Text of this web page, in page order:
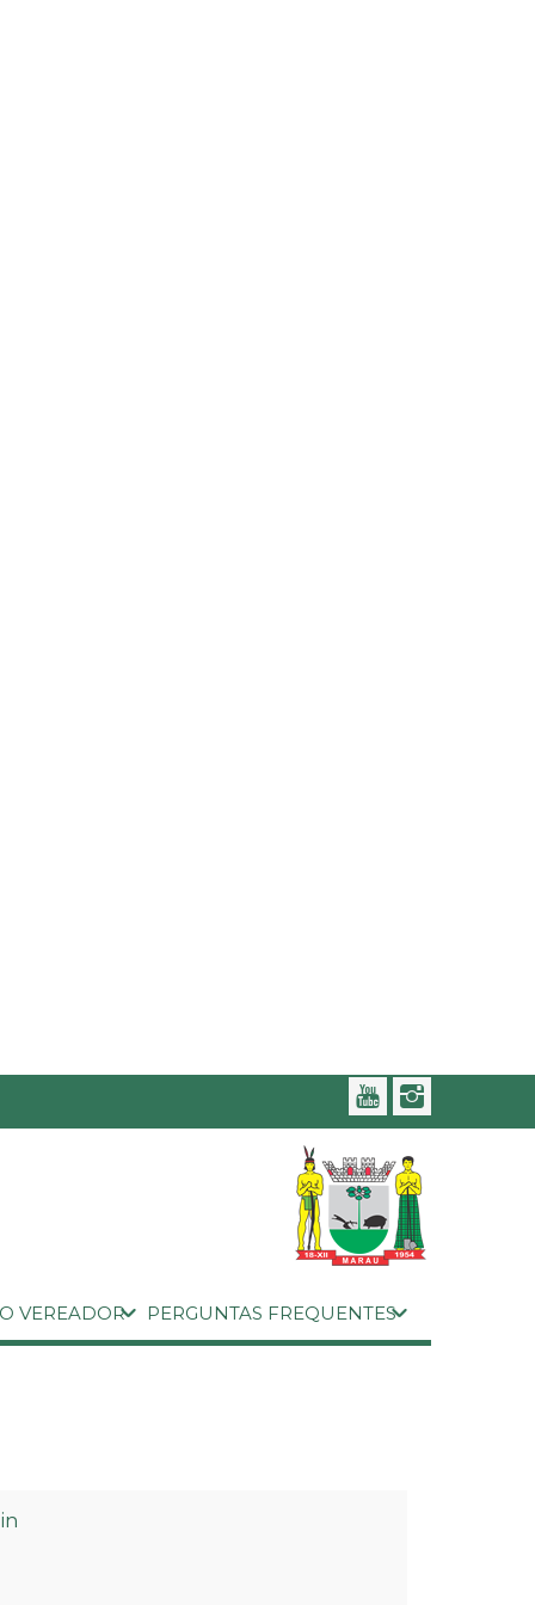
VEREADOR PERGUNTAS FREQUENTES